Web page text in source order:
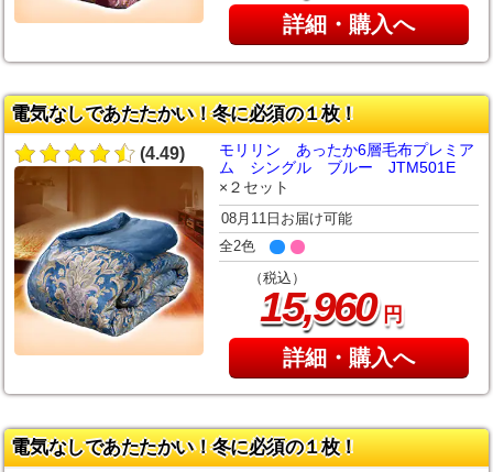
詳細・購入へ
電気なしであたたかい！冬に必須の１枚！
(4.49)
モリリン あったか6層毛布プレミア
ム シングル ブルー JTM501E
×２セット
08月11日お届け可能
全2色
（税込）
15,960円
詳細・購入へ
電気なしであたたかい！冬に必須の１枚！